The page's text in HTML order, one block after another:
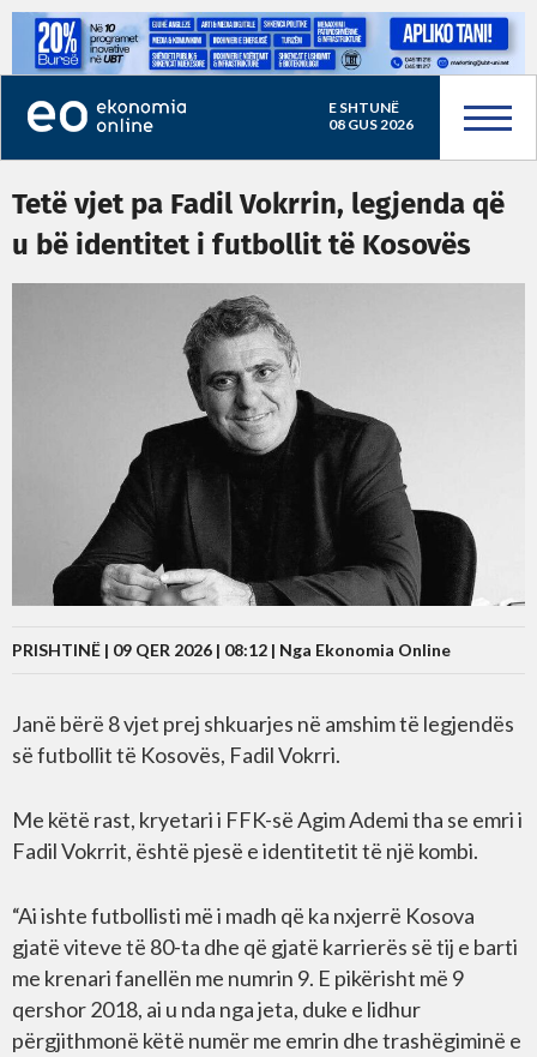
E SHTUNË
08 GUS 2026
Tetë vjet pa Fadil Vokrrin, legjenda që
u bë identitet i futbollit të Kosovës
PRISHTINË | 09 QER 2026 | 08:12 | Nga Ekonomia Online
Janë bërë 8 vjet prej shkuarjes në amshim të legjendës
së futbollit të Kosovës, Fadil Vokrri.
Me këtë rast, kryetari i FFK-së Agim Ademi tha se emri i
Fadil Vokrrit, është pjesë e identitetit të një kombi.
“Ai ishte futbollisti më i madh që ka nxjerrë Kosova
gjatë viteve të 80-ta dhe që gjatë karrierës së tij e barti
me krenari fanellën me numrin 9. E pikërisht më 9
qershor 2018, ai u nda nga jeta, duke e lidhur
përgjithmonë këtë numër me emrin dhe trashëgiminë e